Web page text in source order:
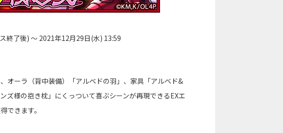
終了後) ～ 2021年12月29日(水) 13:59
オーラ（背中装備）「アルベドの羽」、家具「アルベド&
ズ様の抱き枕」にくっついて喜ぶシーンが再現できるEXエ
できます。